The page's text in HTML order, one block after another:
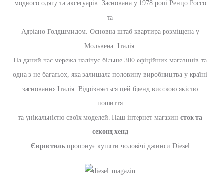
модного одягу та аксесуарів. Заснована у 1978 році Ренцо Россо
та
Адріано Голдшмидом. Основна штаб квартира розміщена у
Мольвена. Італія.
На даний час мережа налічує більше 300 офіційних магазинів та
одна з не багатьох, яка залишала половину виробництва у країні
засновання Італія. Відрізняється цей бренд високою якістю
пошиття
та унікальністю своїх моделей. Наш інтернет магазин сток та
секонд хенд
Євростильпропонує купити чоловічі джинси Diesel